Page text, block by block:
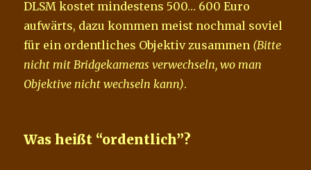
DLSM kostet mindestens 500… 600 Euro
aufwärts, dazu kommen meist nochmal soviel
für ein ordentliches Objektiv zusammen (Bitte
nicht mit Bridgekameras verwechseln, wo man
Objektive nicht wechseln kann).
Was heißt “ordentlich”?